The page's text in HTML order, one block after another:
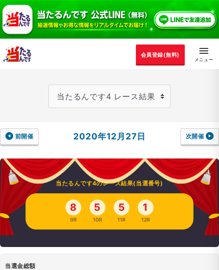
会員登録(無料)
前開催 2020年12月27日 次開催
当たるんです4のレース結果(当選番号)
8
9R
5
10R
5
11R
1
12R
当選金総額